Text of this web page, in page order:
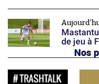
de jeu à
Nos